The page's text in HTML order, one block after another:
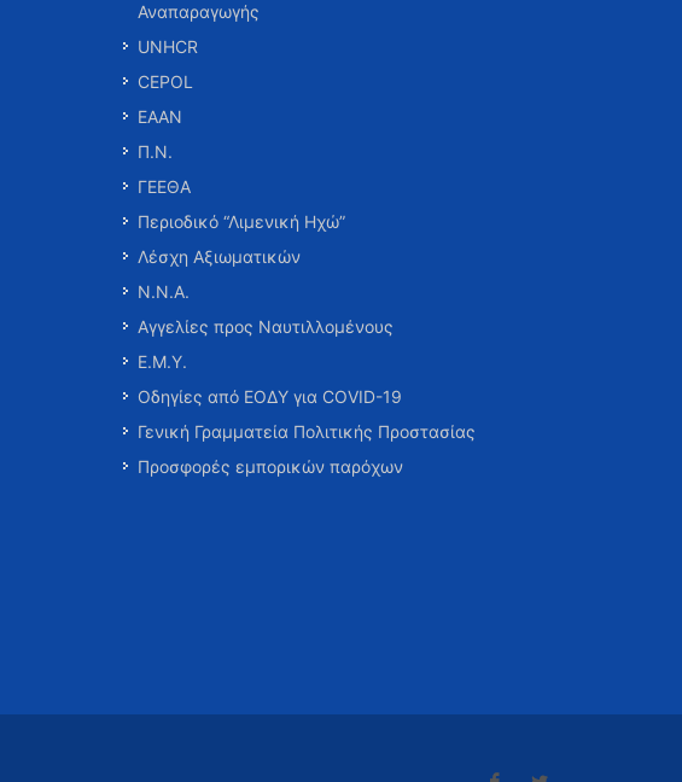
Αναπαραγωγής
UNHCR
CEPOL
ΕΑΑΝ
Π.Ν.
ΓΕΕΘΑ
Περιοδικό “Λιμενική Ηχώ”
Λέσχη Αξιωματικών
Ν.Ν.Α.
Αγγελίες προς Ναυτιλλομένους
Ε.Μ.Υ.
Οδηγίες από ΕΟΔΥ για COVID-19
Γενική Γραμματεία Πολιτικής Προστασίας
Προσφορές εμπορικών παρόχων